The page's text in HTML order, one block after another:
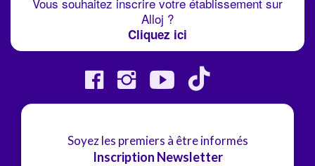
Alloj ?
Cliquez ici
Soyez les premiers à être informés
Inscription Newsletter